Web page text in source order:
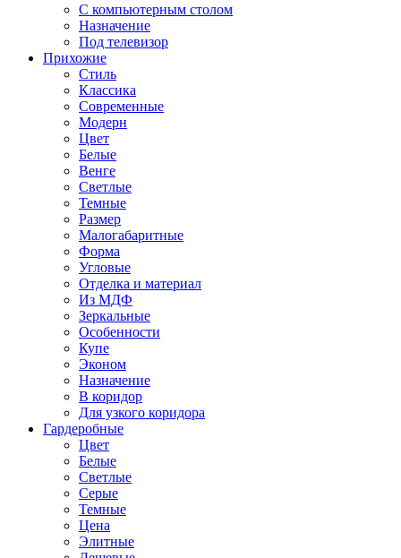
С компьютерным столом
Назначение
Под телевизор
Прихожие
Стиль
Классика
Современные
Модерн
Цвет
Белые
Венге
Светлые
Темные
Размер
Малогабаритные
Форма
Угловые
Отделка и материал
Из МДФ
Зеркальные
Особенности
Купе
Эконом
Назначение
В коридор
Для узкого коридора
Гардеробные
Цвет
Белые
Светлые
Серые
Темные
Цена
Элитные